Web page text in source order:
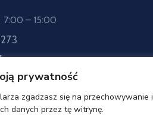
prywatność
zgadzasz się na przechowywanie i
danych przez tę witrynę.
7:00 – 15:00